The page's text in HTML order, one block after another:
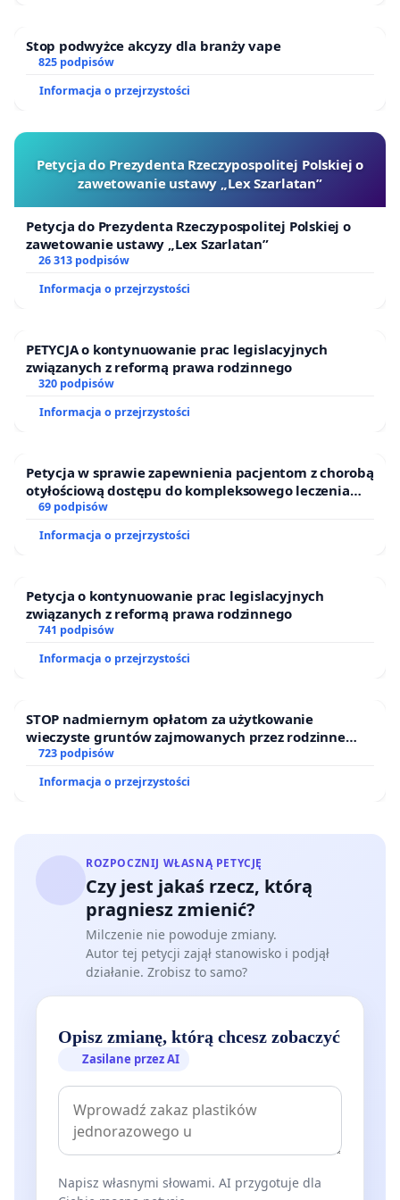
- obniżenie kosztów przeciwdziałania
bezdomności zwierząt.
systemu wsparcia społecznego, kurateli i pieczy
obowiązującymi regulacjami i wskazówkami
metodycznymi,efektywnapracaz Podopiecznymi
wymagauwzględnianiawszystkich uczestników
systemów rodzinnych. Nie trzeba być miłośnikiem
zwierząt, żeby zrozumieć, jak ważną rolę odgrywają
znaczenieterapeutyczne.Mimo to, Autorzy
rozporządzeń, regulaminów i raportów, jedyne
miejsce dla tych „domowników” przewidują w
zwierzętami winni są ludzie. Za zwierzęta domowe,
tak samo jak za dzieci, odpowiedzialni są ich
opiekunowie. Nieznajomość tego prawa,
nikogo.
opiekunów zwierząt oraz wiedzy o zachowaniu
bezpieczeństwa, nie tylko pracowników służb
społecznych. Wzmocnią też pozycję i prestiż
zwłaszcza w środowisku amatorów gatunków i ras
terapeutówludzi i zwierząt ułatwią
w rozwiązywaniu ludzkich problemów,
pozwolą też uniknąć wielu kolejnych dramatów.
Powołanie interdyscyplinarnego zespołu
specjalistów zajmujących się wsparciem
społecznym, terapią behawioralną ludzi i etologią
(behawioryzmem) zwierząt w celu opracowania i
wdrożeniaprofesjonalnego programu
edukacyjnegonie przekracza możliwości
organizacyjnych i finansowych Państwa Polskiego.
Umiejętne
Stop podwyżce akcyzy dla branży vape
825 podpisów
Informacja o przejrzystości
Petycja do Prezydenta Rzeczypospolitej Polskiej o
zawetowanie ustawy „Lex Szarlatan”
Petycja do Prezydenta Rzeczypospolitej Polskiej o
zawetowanie ustawy „Lex Szarlatan”
26 313 podpisów
Informacja o przejrzystości
PETYCJA o kontynuowanie prac legislacyjnych
związanych z reformą prawa rodzinnego
320 podpisów
Informacja o przejrzystości
Petycja w sprawie zapewnienia pacjentom z chorobą
otyłościową dostępu do kompleksowego leczenia
oraz programów profilaktycznych.
69 podpisów
Informacja o przejrzystości
Petycja o kontynuowanie prac legislacyjnych
związanych z reformą prawa rodzinnego
741 podpisów
Informacja o przejrzystości
STOP nadmiernym opłatom za użytkowanie
wieczyste gruntów zajmowanych przez rodzinne
ogrody działkowe.
723 podpisów
Informacja o przejrzystości
ROZPOCZNIJ WŁASNĄ PETYCJĘ
Czy jest jakaś rzecz, którą
pragniesz zmienić?
Milczenie nie powoduje zmiany.
Autor tej petycji zajął stanowisko i podjął
działanie. Zrobisz to samo?
Opisz zmianę, którą chcesz zobaczyć
Zasilane przez AI
Napisz własnymi słowami. AI przygotuje dla